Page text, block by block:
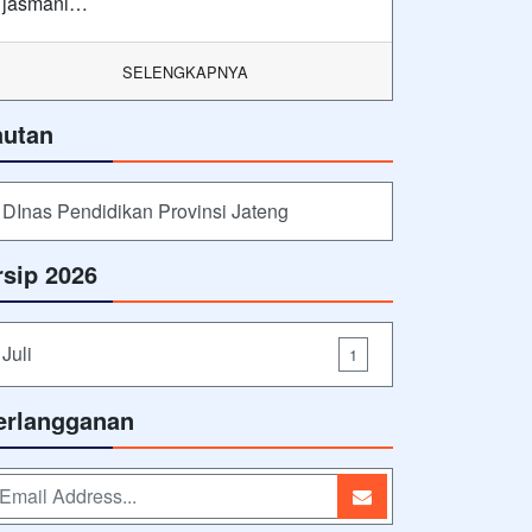
SELENGKAPNYA
DInas Pendidikan Provinsi Jateng
2026
Juli 1